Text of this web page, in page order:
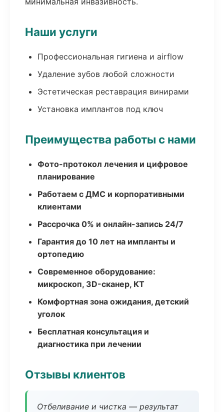
Наши услуги
Профессиональная гигиена и airflow
Удаление зубов любой сложности
Эстетическая реставрация винирами
Установка имплантов под ключ
Преимущества работы с нами
Фото-протокол лечения и цифровое
планирование
Работаем с ДМС и корпоративными
клиентами
Рассрочка 0% и онлайн-запись 24/7
Гарантия до 10 лет на импланты и
ортопедию
Современное оборудование:
микроскоп, 3D-сканер, КТ
Комфортная зона ожидания, детский
уголок
Бесплатная консультация и
диагностика при лечении
Отзывы клиентов
Отбеливание и чистка — результат